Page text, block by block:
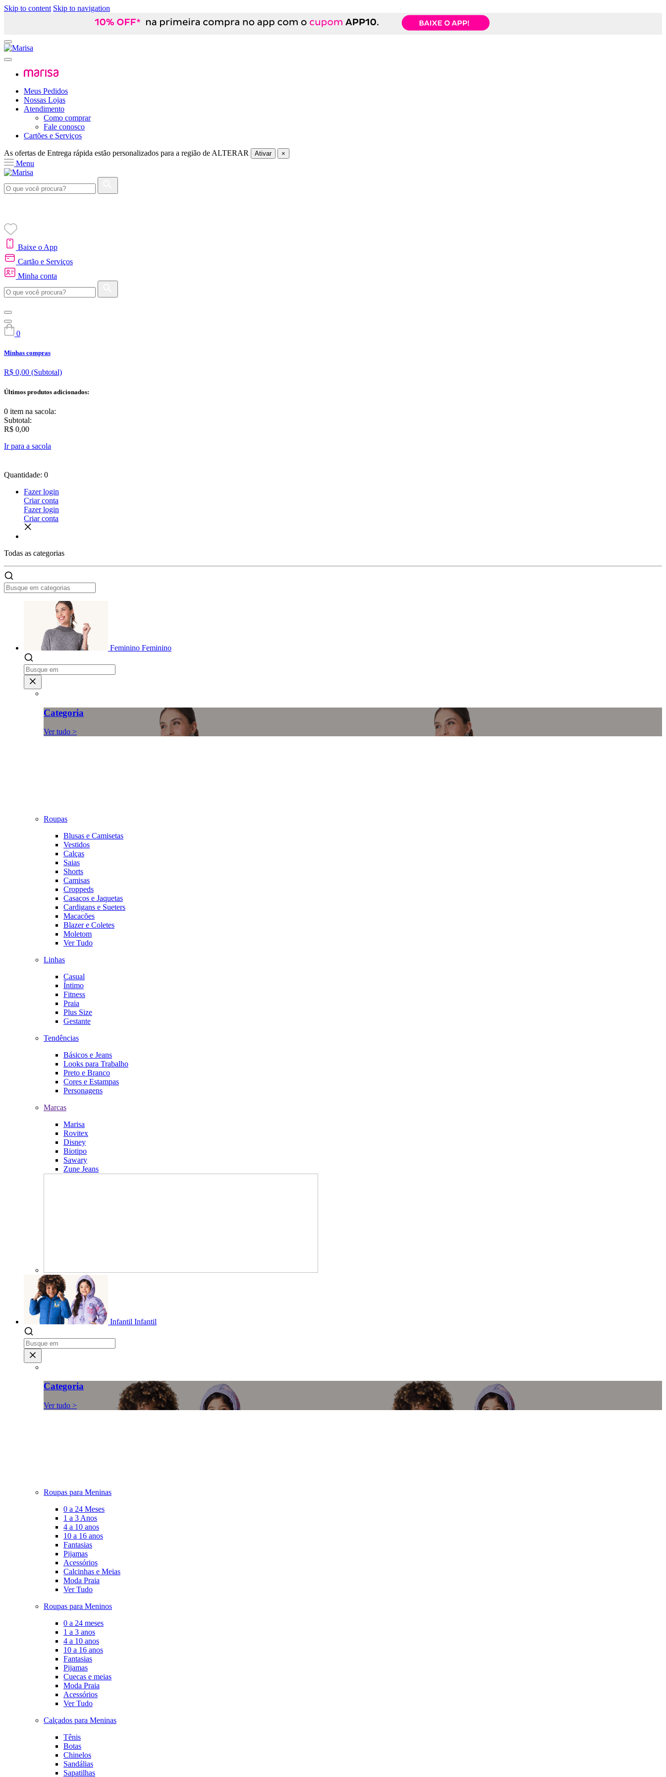
Skip to content Skip to navigation
Meus Pedidos
Nossas Lojas
Atendimento
Como comprar
Fale conosco
Cartões e Serviços
As ofertas de Entrega rápida estão personalizados para a região de ALTERAR Ativar ×
Menu
Baixe o App
Cartão e Serviços
Minha conta
0
Minhas compras
R$ 0,00 (Subtotal)
Últimos produtos adicionados:
0 item na sacola:
Subtotal:
R$ 0,00
Ir para a sacola
Quantidade: 0
Fazer login
Criar conta
Fazer login
Criar conta
Todas as categorias
Feminino Feminino
Categoria
Ver tudo >
Roupas
Blusas e Camisetas
Vestidos
Calças
Saias
Shorts
Camisas
Croppeds
Casacos e Jaquetas
Cardigans e Sueters
Macacões
Blazer e Coletes
Moletom
Ver Tudo
Linhas
Casual
Íntimo
Fitness
Praia
Plus Size
Gestante
Tendências
Básicos e Jeans
Looks para Trabalho
Preto e Branco
Cores e Estampas
Personagens
Marcas
Marisa
Rovitex
Disney
Biotipo
Sawary
Zune Jeans
Infantil Infantil
Categoria
Ver tudo >
Roupas para Meninas
0 a 24 Meses
1 a 3 Anos
4 a 10 anos
10 a 16 anos
Fantasias
Pijamas
Acessórios
Calcinhas e Meias
Moda Praia
Ver Tudo
Roupas para Meninos
0 a 24 meses
1 a 3 anos
4 a 10 anos
10 a 16 anos
Fantasias
Pijamas
Cuecas e meias
Moda Praia
Acessórios
Ver Tudo
Calçados para Meninas
Tênis
Botas
Chinelos
Sandálias
Sapatilhas